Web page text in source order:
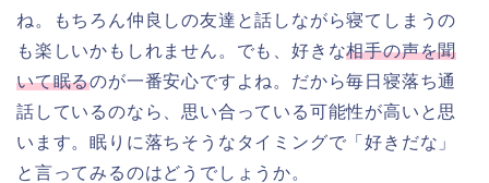
ね。
もちろん仲良しの友達と話しながら寝てしまうの
も楽しいかもしれません。でも
、好きな相手の声を聞
いて眠るのが一番安心ですよね。だから毎日寝落ち通
話しているのなら、思い合っている可能性が高いと思
います。眠りに落ちそうなタイミングで「好きだな」
と言ってみるのはどうでしょうか。